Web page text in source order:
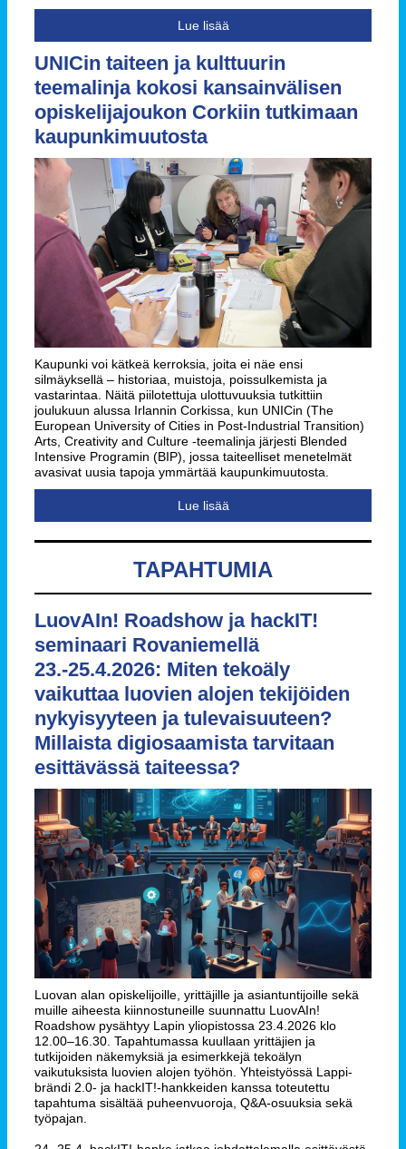
Lue lisää
UNICin taiteen ja kulttuurin
teemalinja kokosi kansainvälisen
opiskelijajoukon Corkiin tutkimaan
kaupunkimuutosta
Kaupunki voi kätkeä kerroksia, joita ei näe ensi
silmäyksellä – historiaa, muistoja, poissulkemista ja
vastarintaa. Näitä piilotettuja ulottuvuuksia tutkittiin
joulukuun alussa Irlannin Corkissa, kun UNICin (The
European University of Cities in Post-Industrial Transition)
Arts, Creativity and Culture -teemalinja järjesti Blended
Intensive Programin (BIP), jossa taiteelliset menetelmät
avasivat uusia tapoja ymmärtää kaupunkimuutosta.
Lue lisää
TAPAHTUMIA
LuovAIn! Roadshow ja hackIT!
seminaari Rovaniemellä
23.-25.4.2026: Miten tekoäly
vaikuttaa luovien alojen tekijöiden
nykyisyyteen ja tulevaisuuteen?
Millaista digiosaamista tarvitaan
esittävässä taiteessa?
Luovan alan opiskelijoille, yrittäjille ja asiantuntijoille sekä
muille aiheesta kiinnostuneille suunnattu LuovAIn!
Roadshow pysähtyy Lapin yliopistossa 23.4.2026 klo
12.00–16.30. Tapahtumassa kuullaan yrittäjien ja
tutkijoiden näkemyksiä ja esimerkkejä tekoälyn
vaikutuksista luovien alojen työhön. Yhteistyössä Lappi-
brändi 2.0- ja hackIT!-hankkeiden kanssa toteutettu
tapahtuma sisältää puheenvuoroja, Q&A-osuuksia sekä
työpajan.